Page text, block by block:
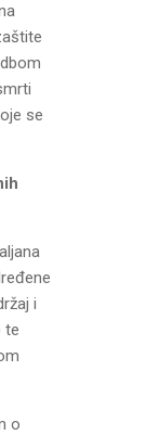
se
i
te
o